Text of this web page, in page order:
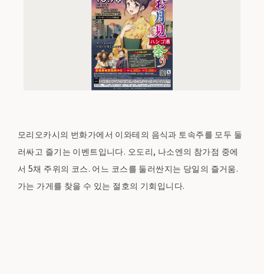
모리오카시의 번화가에서 이와테의 음식과 토속주를 모두 둘
러싸고 즐기는 이벤트입니다. 오도리, 나소엔의 참가점 중에
서 5채 주위의 코스. 어느 코스를 둘러싼지는 당일의 즐거움.
가는 가게를 찾을 수 있는 절호의 기회입니다.